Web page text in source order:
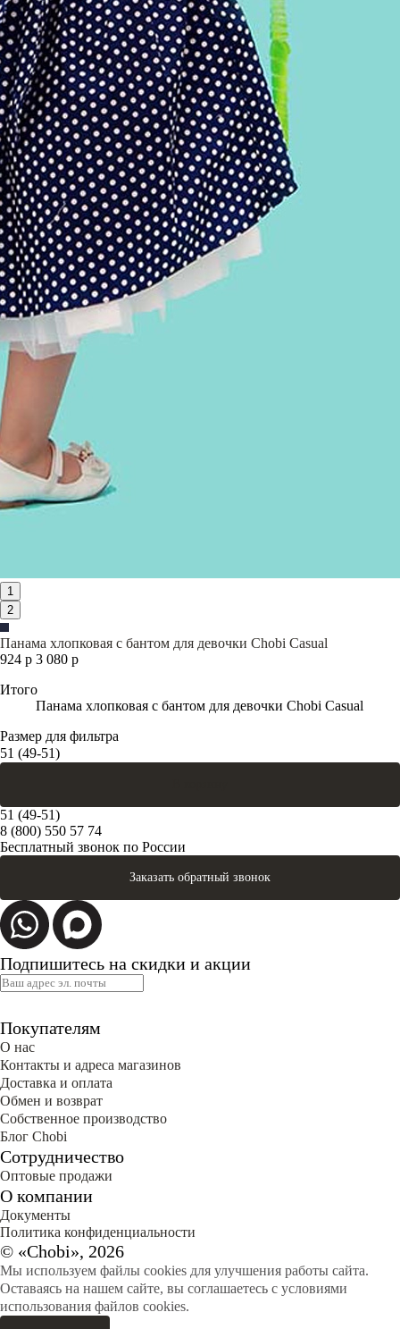
1
2
Панама хлопковая с бантом для девочки Chobi Casual
924 р 3 080 р
Итого
Панама хлопковая с бантом для девочки Chobi Casual
Размер для фильтра
51 (49-51)
51 (49-51)
8 (800) 550 57 74
Бесплатный звонок по России
Заказать обратный звонок
Подпишитесь на скидки и акции
Покупателям
О нас
Контакты и адреса магазинов
Доставка и оплата
Обмен и возврат
Собственное производство
Блог Сhobi
Сотрудничество
Оптовые продажи
О компании
Документы
Политика конфиденциальности
© «Chobi», 2026
Мы используем файлы cookies для улучшения работы сайта.
Оставаясь на нашем сайте, вы соглашаетесь с условиями
использования файлов cookies.